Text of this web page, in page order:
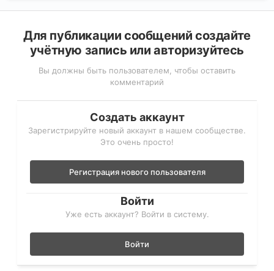
Для публикации сообщений создайте
учётную запись или авторизуйтесь
Вы должны быть пользователем, чтобы оставить
комментарий
Создать аккаунт
Зарегистрируйте новый аккаунт в нашем сообществе.
Это очень просто!
Регистрация нового пользователя
Войти
Уже есть аккаунт? Войти в систему.
Войти